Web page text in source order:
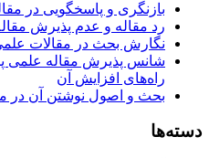
بازنگری و پاسخگویی در
رد مقاله و عدم پذیرش
نگارش بحث در مقالات
شانس پذیرش مقاله علمی
راه‌های افزایش آن
بحث و اصول نوشتن آن در
دسته‌ها